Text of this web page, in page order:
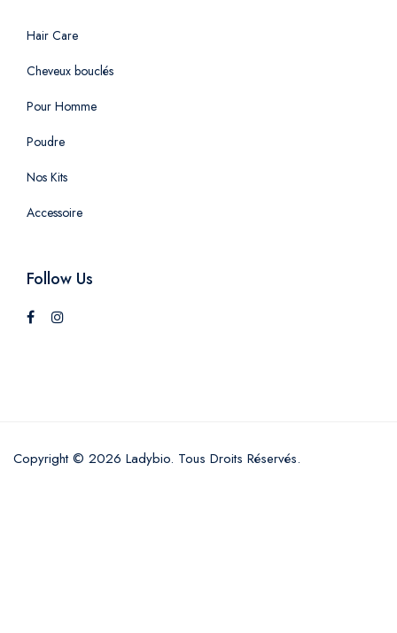
Hair Care
Cheveux bouclés
Pour Homme
Poudre
Nos Kits
Accessoire
Follow Us
Copyright © 2026 Ladybio. Tous Droits Réservés.